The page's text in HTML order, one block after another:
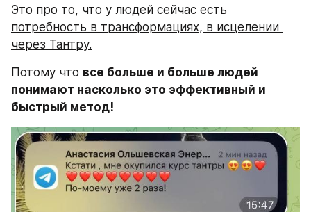
Это про то, что у людей сейчас есть
потребность в трансформациях, в исцелении
через Тантру.
Потому что все больше и больше людей
понимают насколько это эффективный и
быстрый метод!